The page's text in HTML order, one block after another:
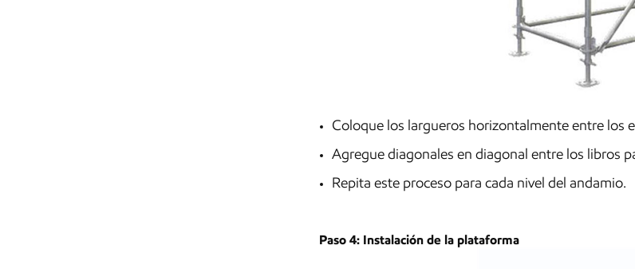
Coloque los largueros horizontalmente entre los
Agregue diagonales en diagonal entre los libros
Repita este proceso para cada nivel del andamio.
Paso 4: Instalación de la plataforma